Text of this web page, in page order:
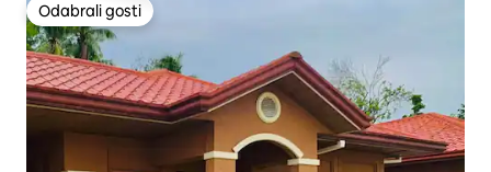
Odabrali gosti
Odabrali gosti